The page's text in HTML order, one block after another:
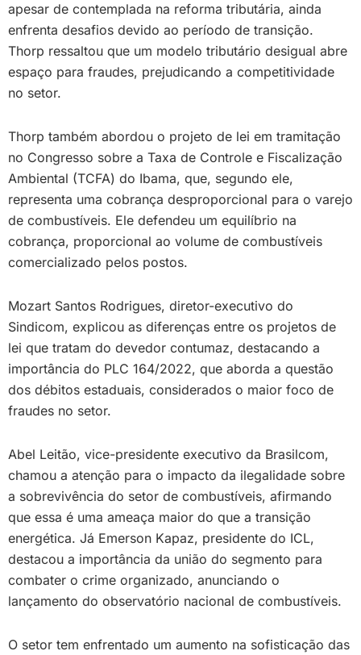
apesar de contemplada na reforma tributária, ainda
enfrenta desafios devido ao período de transição.
Thorp ressaltou que um modelo tributário desigual abre
espaço para fraudes, prejudicando a competitividade
no setor.
Thorp também abordou o projeto de lei em tramitação
no Congresso sobre a Taxa de Controle e Fiscalização
Ambiental (TCFA) do Ibama, que, segundo ele,
representa uma cobrança desproporcional para o varejo
de combustíveis. Ele defendeu um equilíbrio na
cobrança, proporcional ao volume de combustíveis
comercializado pelos postos.
Mozart Santos Rodrigues, diretor-executivo do
Sindicom, explicou as diferenças entre os projetos de
lei que tratam do devedor contumaz, destacando a
importância do PLC 164/2022, que aborda a questão
dos débitos estaduais, considerados o maior foco de
fraudes no setor.
Abel Leitão, vice-presidente executivo da Brasilcom,
chamou a atenção para o impacto da ilegalidade sobre
a sobrevivência do setor de combustíveis, afirmando
que essa é uma ameaça maior do que a transição
energética. Já Emerson Kapaz, presidente do ICL,
destacou a importância da união do segmento para
combater o crime organizado, anunciando o
lançamento do observatório nacional de combustíveis.
O setor tem enfrentado um aumento na sofisticação das